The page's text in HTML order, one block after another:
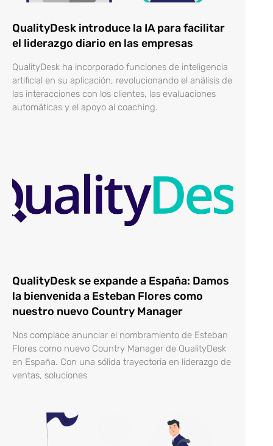
QualityDesk introduce la IA para facilitar
el liderazgo diario en las empresas
QualityDesk ha incorporado funciones de inteligencia
artificial en su aplicación, revolucionando el análisis de
las interacciones con los clientes, las evaluaciones
automáticas y el apoyo al coaching.
QualityDesk se expande a España: Damos
la bienvenida a Esteban Flores como
nuestro nuevo Country Manager
Nos complace anunciar el nombramiento de Esteban
Flores como nuevo Country Manager de QualityDesk
en España. Con una sólida trayectoria en liderazgo de
ventas, soluciones